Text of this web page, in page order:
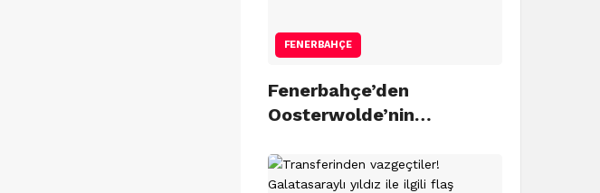
FENERBAHÇE
Fenerbahçe’den
Oosterwolde’nin…